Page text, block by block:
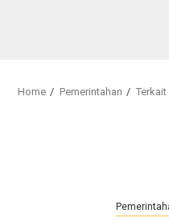
Home Pemerintahan Terkait